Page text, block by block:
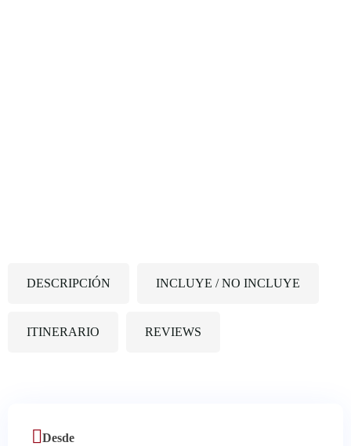
DESCRIPCIÓN INCLUYE / NO INCLUYE
ITINERARIO REVIEWS
Desde